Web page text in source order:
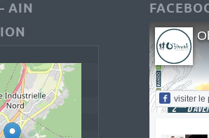
AIN
visiter le